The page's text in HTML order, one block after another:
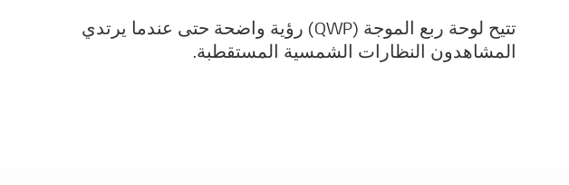
تتيح لوحة ربع الموجة (QWP) رؤية واضحة حتى عندما يرتدي
المشاهدون النظارات الشمسية المستقطبة.